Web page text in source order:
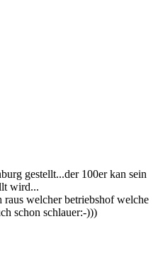
gestellt...der 100er kan sein
wird...
welcher betriebshof welche
schon schlauer:-)))